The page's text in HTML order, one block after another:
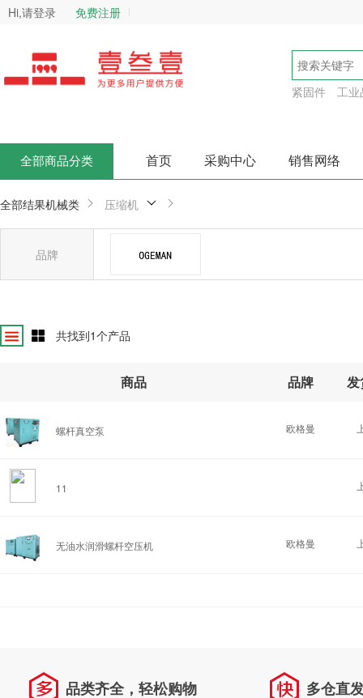
Hi,请登录 免费注册
紧固件 工业
全部商品分类 首页 采购中心 销售网络
全部结果机械类 压缩机
品牌
欧格曼
共找到1个产品
商品 品牌 发
螺杆真空泵 欧格曼
11
无油水润滑螺杆空压机 欧格曼
品类齐全，轻松购物 多仓直